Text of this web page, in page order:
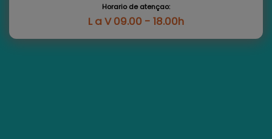
Horario de atençao:
L a V 09.00 - 18.00h